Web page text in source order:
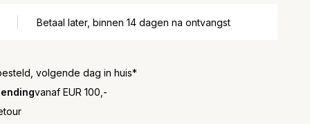
Betaal later, binnen 14 dagen na ontvangst
volgende dag in huis*
vanaf EUR 100,-